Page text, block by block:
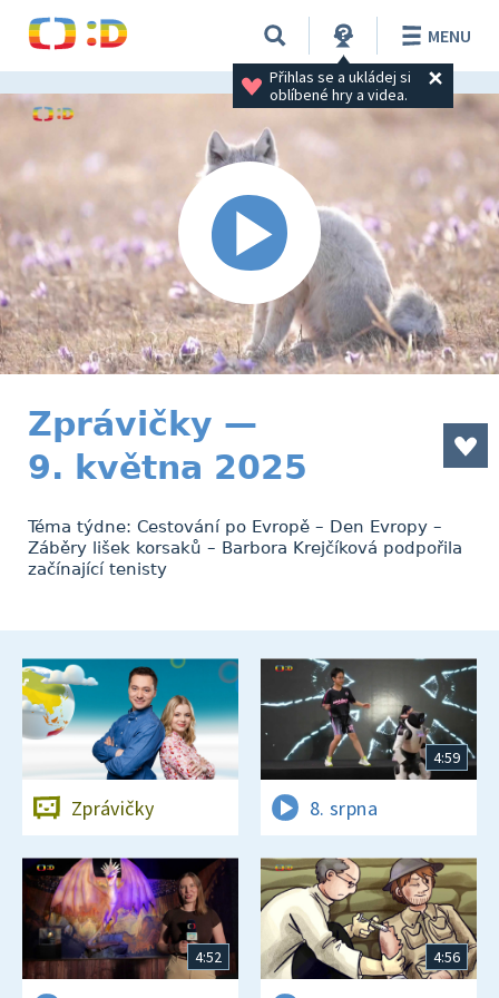
Přihlas se a ukládej si
oblíbené hry a videa.
MENU
Zprávičky —
9. května 2025
Téma týdne: Cestování po Evropě – Den Evropy –
Záběry lišek korsaků – Barbora Krejčíková podpořila
začínající tenisty
Zprávičky
4:59
8. srpna
4:52 4:56